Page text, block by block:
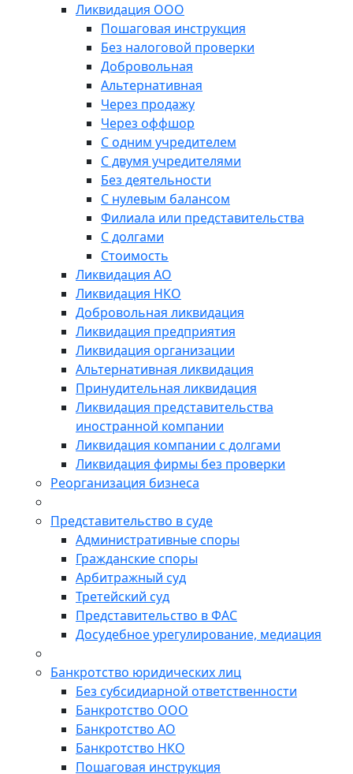
Ликвидация ООО
Пошаговая инструкция
Без налоговой проверки
Добровольная
Альтернативная
Через продажу
Через оффшор
С одним учредителем
С двумя учредителями
Без деятельности
С нулевым балансом
Филиала или представительства
С долгами
Стоимость
Ликвидация АО
Ликвидация НКО
Добровольная ликвидация
Ликвидация предприятия
Ликвидация организации
Альтернативная ликвидация
Принудительная ликвидация
Ликвидация представительства
иностранной компании
Ликвидация компании с долгами
Ликвидация фирмы без проверки
Реорганизация бизнеса
Представительство в суде
Административные споры
Гражданские споры
Арбитражный суд
Третейский суд
Представительство в ФАС
Досудебное урегулирование, медиация
Банкротство юридических лиц
Без субсидиарной ответственности
Банкротство ООО
Банкротство АО
Банкротство НКО
Пошаговая инструкция